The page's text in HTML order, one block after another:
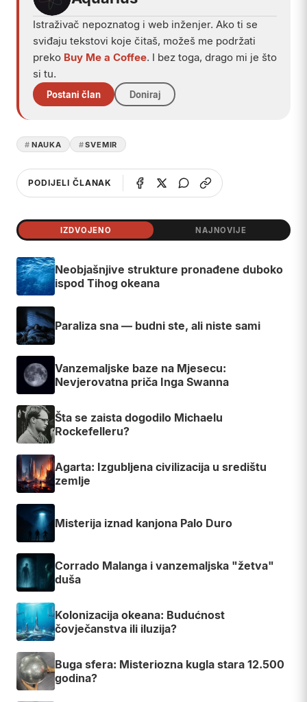
Istraživač nepoznatog i web inženjer. Ako ti se
sviđaju tekstovi koje čitaš, možeš me podržati
preko Buy Me a Coffee. I bez toga, drago mi je što
si tu.
Postani član Doniraj
NAUKA SVEMIR
PODIJELI ČLANAK
IZDVOJENO NAJNOVIJE
Neobjašnjive strukture pronađene duboko
ispod Tihog okeana
Paraliza sna — budni ste, ali niste sami
Vanzemaljske baze na Mjesecu:
Nevjerovatna priča Inga Swanna
Šta se zaista dogodilo Michaelu
Rockefelleru?
Agarta: Izgubljena civilizacija u središtu
zemlje
Misterija iznad kanjona Palo Duro
Corrado Malanga i vanzemaljska "žetva"
duša
Kolonizacija okeana: Budućnost
čovječanstva ili iluzija?
Buga sfera: Misteriozna kugla stara 12.500
godina?